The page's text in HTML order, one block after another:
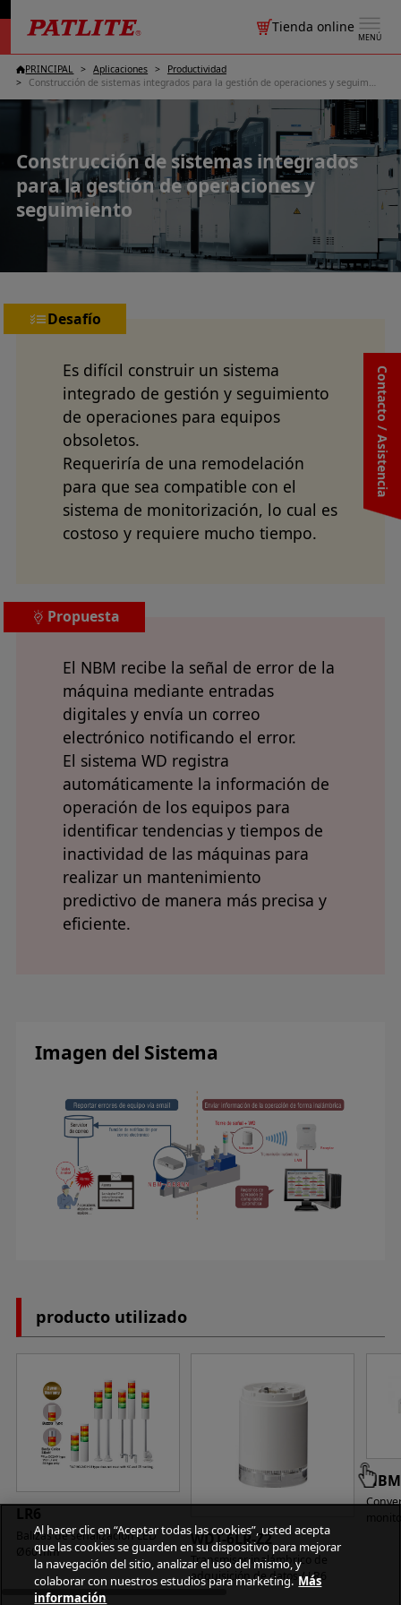
MENÚ
Tienda online
Contacto / Asistencia
PRINCIPAL Aplicaciones
Productividad
Construcción de sistemas integrados para la gestión de operaciones y seguimiento
Construcción de sistemas integrados
para la gestión de operaciones y
seguimiento
Desafío
Es difícil construir un sistema
integrado de gestión y seguimiento
de operaciones para equipos
obsoletos.
Requeriría de una remodelación
para que sea compatible con el
sistema de monitorización, lo cual es
costoso y requiere mucho tiempo.
Propuesta
El NBM recibe la señal de error de la
máquina mediante entradas
digitales y envía un correo
electrónico notificando el error.
El sistema WD registra
automáticamente la información de
operación de los equipos para
identificar tendencias y tiempos de
inactividad de las máquinas para
realizar un mantenimiento
predictivo de manera más precisa y
eficiente.
Imagen del Sistema
producto utilizado
LR6
Balizas de señalización LED
Ø60 mm
WDT-6LR-Z2
Transmisor inalámbrico de
adquisición de datos / LR6
Al hacer clic en “Aceptar todas las cookies”, usted acepta
que las cookies se guarden en su dispositivo para mejorar
la navegación del sitio, analizar el uso del mismo, y
colaborar con nuestros estudios para marketing. Más
información